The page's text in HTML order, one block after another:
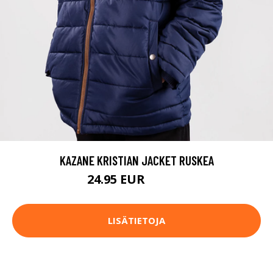
KAZANE KRISTIAN JACKET RUSKEA
24.95 EUR
LISÄTIETOJA